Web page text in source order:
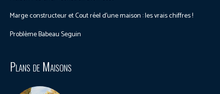
Marge constructeur et Cout réel d’une maison : les vrais chiffres !
Problème Babeau Seguin
Plans de Maisons